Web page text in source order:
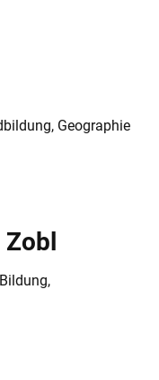
Geographie
Zobl